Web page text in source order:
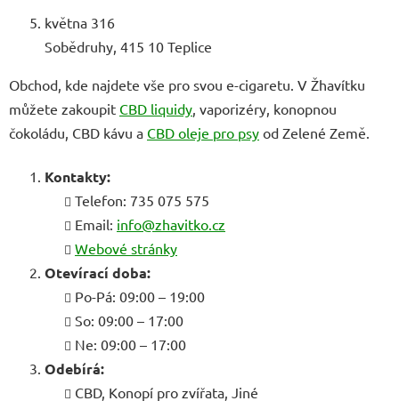
května 316
Sobědruhy, 415 10 Teplice
Obchod, kde najdete vše pro svou e-cigaretu. V Žhavítku
můžete zakoupit CBD liquidy , vaporizéry, konopnou
čokoládu, CBD kávu a CBD oleje pro psy od Zelené Země.
Kontakty:
Telefon: 735 075 575
Email: info@zhavitko.cz
Webové stránky
Otevírací doba:
Po-Pá: 09:00 – 19:00
So: 09:00 – 17:00
Ne: 09:00 – 17:00
Odebírá:
CBD, Konopí pro zvířata, Jiné